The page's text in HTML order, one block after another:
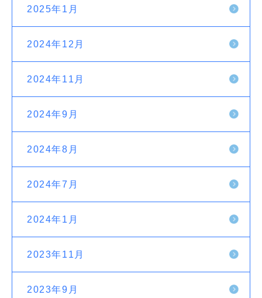
2025年1月
2024年12月
2024年11月
2024年9月
2024年8月
2024年7月
2024年1月
2023年11月
2023年9月